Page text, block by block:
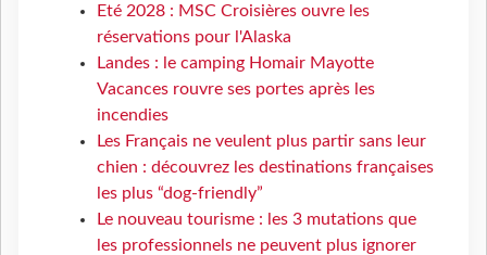
Eté 2028 : MSC Croisières ouvre les
réservations pour l'Alaska
Landes : le camping Homair Mayotte
Vacances rouvre ses portes après les
incendies
Les Français ne veulent plus partir sans leur
chien : découvrez les destinations françaises
les plus “dog-friendly”
Le nouveau tourisme : les 3 mutations que
les professionnels ne peuvent plus ignorer